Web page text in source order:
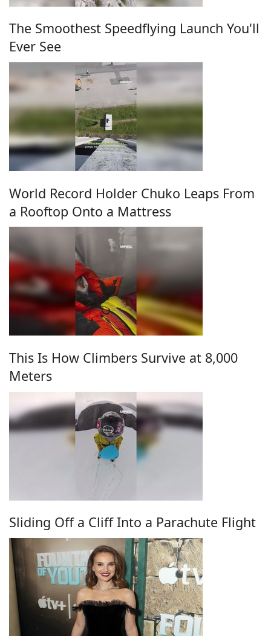
The Smoothest Speedflying Launch You'll
Ever See
World Record Holder Chuko Leaps From
a Rooftop Onto a Mattress
This Is How Climbers Survive at 8,000
Meters
Sliding Off a Cliff Into a Parachute Flight